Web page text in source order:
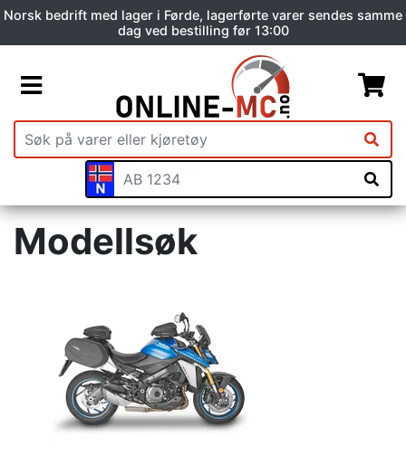
Norsk bedrift med lager i Førde, lagerførte varer sendes samme
dag ved bestilling før 13:00
Modellsøk